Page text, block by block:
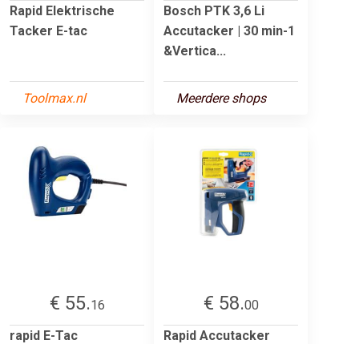
Rapid Elektrische
Tacker E-tac
Toolmax.nl
Bosch PTK 3,6 Li
Accutacker | 30 min-1
&Vertica...
Meerdere shops
€ 55.16
rapid E-Tac
€ 58.00
Rapid Accutacker